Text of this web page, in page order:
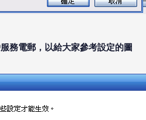
務電郵，以給大家參考設定的圖